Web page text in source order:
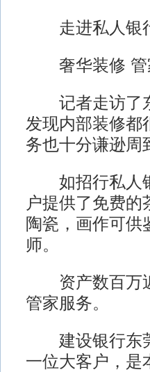
走进私人银
奢华装修 管
记者走访了东
发现内部装修都
务也十分谦逊周
如招行私人银
户提供了免费
陶瓷，画作可供
师。
资产数百万近
管家服务。
建设银行东莞
一位大客户，是